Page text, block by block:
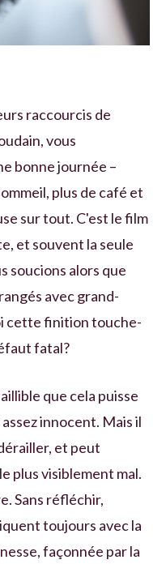
raccourcis de
vous
bonne journée –
plus de café et
sur tout. C'est le film
et souvent la seule
soucions alors que
avec grand-
cette finition touche-
fatal?
que cela puisse
innocent. Mais il
et peut
plus visiblement mal.
Sans réfléchir,
toujours avec la
façonnée par la